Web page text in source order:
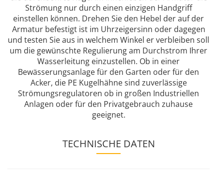
Strömung nur durch einen einzigen Handgriff
einstellen können. Drehen Sie den Hebel der auf der
Armatur befestigt ist im Uhrzeigersinn oder dagegen
und testen Sie aus in welchem Winkel er verbleiben soll
um die gewünschte Regulierung am Durchstrom Ihrer
Wasserleitung einzustellen. Ob in einer
Bewässerungsanlage für den Garten oder für den
Acker, die PE Kugelhähne sind zuverlässige
Strömungsregulatoren ob in großen Industriellen
Anlagen oder für den Privatgebrauch zuhause
geeignet.
TECHNISCHE DATEN